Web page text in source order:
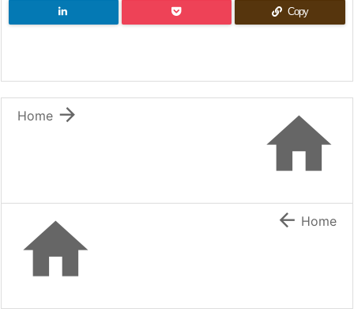
Copy


Home
  Home